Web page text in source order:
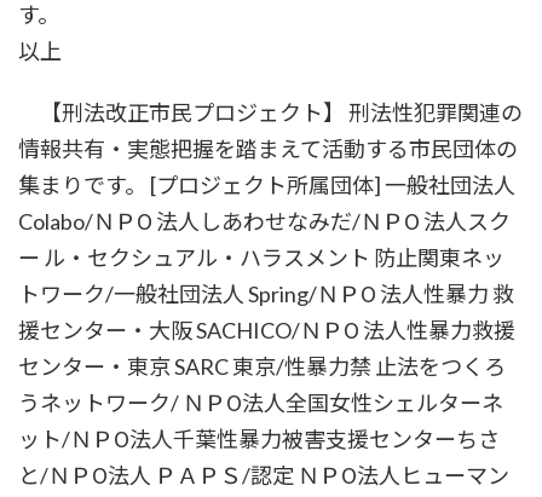
す。
以上
【刑法改正市民プロジェクト】 刑法性犯罪関連の
情報共有・実態把握を踏まえて活動する市民団体の
集まりです。 [プロジェクト所属団体] 一般社団法人
Colabo/ＮＰО 法人しあわせなみだ/ＮＰО 法人スク
ー ル・セクシュアル・ハラスメント 防止関東ネッ
トワーク/一般社団法人 Spring/ＮＰО 法人性暴力 救
援センター・大阪 SACHICO/ＮＰО 法人性暴力救援
センター・東京 SARC 東京/性暴力禁 止法をつくろ
うネットワーク/ ＮＰО法人全国女性シェルターネ
ット/ＮＰО法人千葉性暴力被害支援センターちさ
と/ＮＰО法人 ＰＡＰＳ/認定 ＮＰО法人ヒューマン